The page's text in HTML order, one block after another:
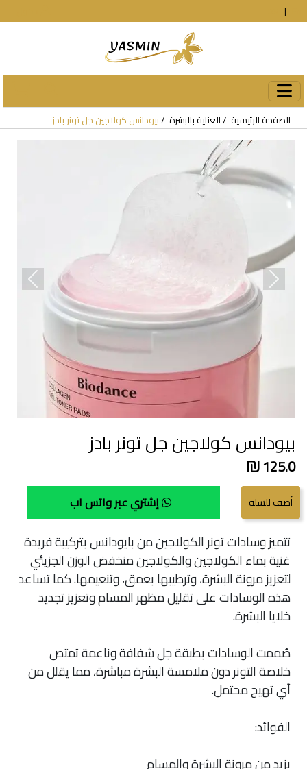
|
الصفحة الرئيسية العناية بالبشرة بيودانس كولاجين جل تونر بادز
Next
بيودانس كولاجين جل تونر بادز
125.0
إشتري عبر واتس اب
تتميز وسادات تونر الكولاجين من بايودانس بتركيبة فريدة
غنية بماء الكولاجين والكولاجين منخفض الوزن الجزيئي
لتعزيز مرونة البشرة، وترطيبها بعمق، وتنعيمها. كما تساعد
هذه الوسادات على تقليل مظهر المسام وتعزيز تجديد
خلايا البشرة.
صُممت الوسادات بطبقة جل شفافة وناعمة تمتص
خلاصة التونر دون ملامسة البشرة مباشرة، مما يقلل من
أي تهيج محتمل.
الفوائد:
يزيد من مرونة البشرة والمسام